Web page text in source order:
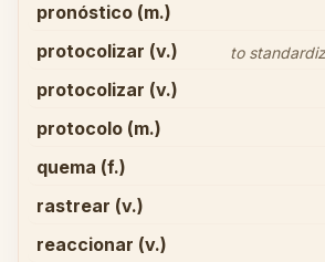
pronóstico (m.)
protocolizar (v.) to
protocolizar (v.)
protocolo (m.)
quema (f.)
rastrear (v.)
reaccionar (v.)